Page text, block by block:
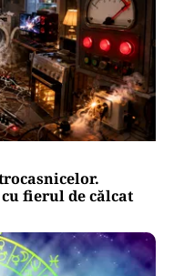
fierul de călcat